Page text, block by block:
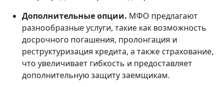
Дополнительные опции. МФО предлагают
разнообразные услуги, такие как возможность
досрочного погашения, пролонгация и
реструктуризация кредита, а также страхование,
что увеличивает гибкость и предоставляет
дополнительную защиту заемщикам.